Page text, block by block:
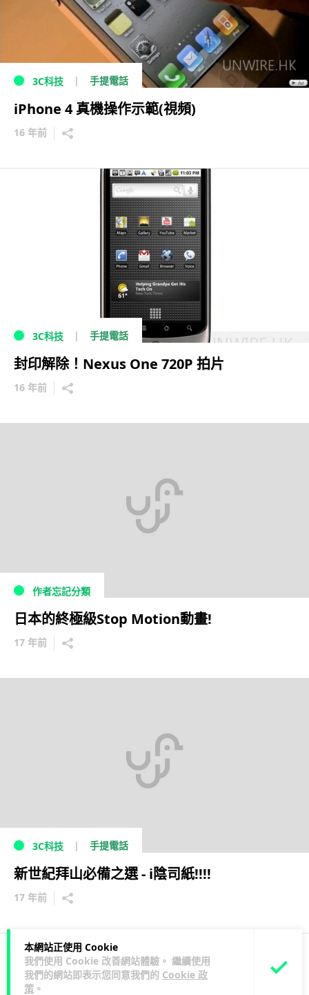
本網站正使用 Cookie
我們使用 Cookie 改善網站體驗。 繼續使用
我們的網站即表示您同意我們的 Cookie 政
策 。
3C科技 手提電話
iPhone 4 真機操作示範(視頻)
16 年前
3C科技 手提電話
封印解除！Nexus One 720P 拍片
16 年前
作者忘記分類
日本的終極級Stop Motion動畫!
17 年前
3C科技 手提電話
新世紀拜山必備之選 - i陰司紙!!!!
17 年前
1 2